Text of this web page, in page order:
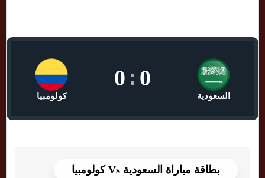
السعودية
0
:
0
كولومبيا
بطاقة مباراة السعودية Vs كولومبيا